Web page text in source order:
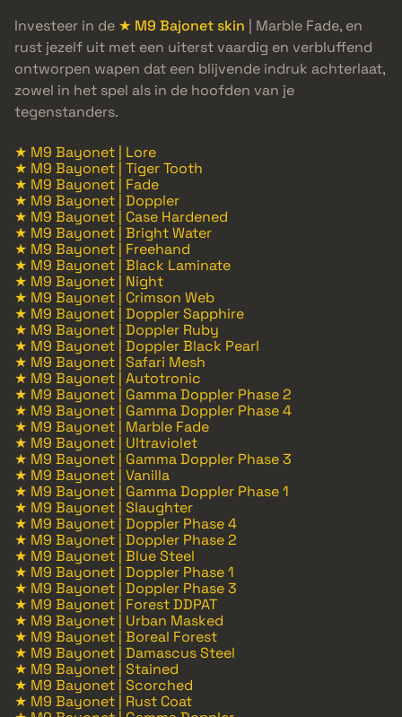
Investeer in de ★ M9 Bajonet skin | Marble Fade, en
rust jezelf uit met een uiterst vaardig en verbluffend
ontworpen wapen dat een blijvende indruk achterlaat,
zowel in het spel als in de hoofden van je
tegenstanders.
★ M9 Bayonet | Lore
★ M9 Bayonet | Tiger Tooth
★ M9 Bayonet | Fade
★ M9 Bayonet | Doppler
★ M9 Bayonet | Case Hardened
★ M9 Bayonet | Bright Water
★ M9 Bayonet | Freehand
★ M9 Bayonet | Black Laminate
★ M9 Bayonet | Night
★ M9 Bayonet | Crimson Web
★ M9 Bayonet | Doppler Sapphire
★ M9 Bayonet | Doppler Ruby
★ M9 Bayonet | Doppler Black Pearl
★ M9 Bayonet | Safari Mesh
★ M9 Bayonet | Autotronic
★ M9 Bayonet | Gamma Doppler Phase 2
★ M9 Bayonet | Gamma Doppler Phase 4
★ M9 Bayonet | Marble Fade
★ M9 Bayonet | Ultraviolet
★ M9 Bayonet | Gamma Doppler Phase 3
★ M9 Bayonet | Vanilla
★ M9 Bayonet | Gamma Doppler Phase 1
★ M9 Bayonet | Slaughter
★ M9 Bayonet | Doppler Phase 4
★ M9 Bayonet | Doppler Phase 2
★ M9 Bayonet | Blue Steel
★ M9 Bayonet | Doppler Phase 1
★ M9 Bayonet | Doppler Phase 3
★ M9 Bayonet | Forest DDPAT
★ M9 Bayonet | Urban Masked
★ M9 Bayonet | Boreal Forest
★ M9 Bayonet | Damascus Steel
★ M9 Bayonet | Stained
★ M9 Bayonet | Scorched
★ M9 Bayonet | Rust Coat